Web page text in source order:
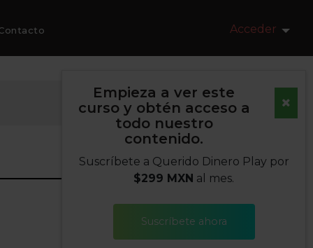
Acceder
Empieza a ver este
curso y obtén acceso a
todo nuestro
contenido.
Suscríbete a Querido Dinero Play por
$299 MXN al mes.
Suscríbete ahora